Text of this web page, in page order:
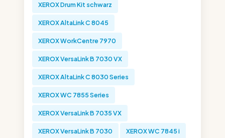
XEROX Drum Kit schwarz
XEROX AltaLink C 8045
XEROX WorkCentre 7970
XEROX VersaLink B 7030 VX
XEROX AltaLink C 8030 Series
XEROX WC 7855 Series
XEROX VersaLink B 7035 VX
XEROX VersaLink B 7030 XEROX WC 7845 i